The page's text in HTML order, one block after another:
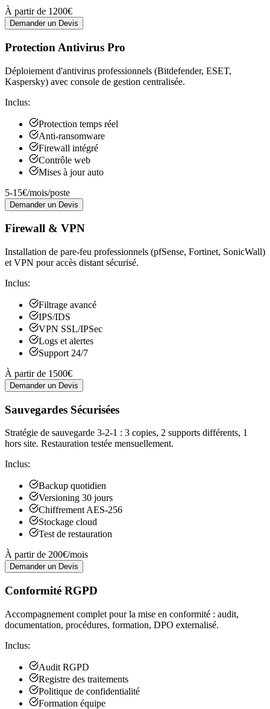
À partir de 1200€
Demander un Devis
Protection Antivirus Pro
Déploiement d'antivirus professionnels (Bitdefender, ESET,
Kaspersky) avec console de gestion centralisée.
Inclus:
Protection temps réel
Anti-ransomware
Firewall intégré
Contrôle web
Mises à jour auto
5-15€/mois/poste
Demander un Devis
Firewall & VPN
Installation de pare-feu professionnels (pfSense, Fortinet, SonicWall)
et VPN pour accès distant sécurisé.
Inclus:
Filtrage avancé
IPS/IDS
VPN SSL/IPSec
Logs et alertes
Support 24/7
À partir de 1500€
Demander un Devis
Sauvegardes Sécurisées
Stratégie de sauvegarde 3-2-1 : 3 copies, 2 supports différents, 1
hors site. Restauration testée mensuellement.
Inclus:
Backup quotidien
Versioning 30 jours
Chiffrement AES-256
Stockage cloud
Test de restauration
À partir de 200€/mois
Demander un Devis
Conformité RGPD
Accompagnement complet pour la mise en conformité : audit,
documentation, procédures, formation, DPO externalisé.
Inclus:
Audit RGPD
Registre des traitements
Politique de confidentialité
Formation équipe